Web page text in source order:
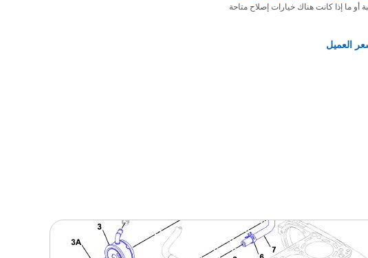
ما إذا كانت هناك خيارات إصلاح متاحة
العميل